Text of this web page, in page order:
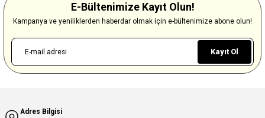
E-Bültenimize Kayıt Olun!
Kampanya ve yeniliklerden haberdar olmak için e-bültenimize abone olun!
Kayıt Ol
Adres Bilgisi